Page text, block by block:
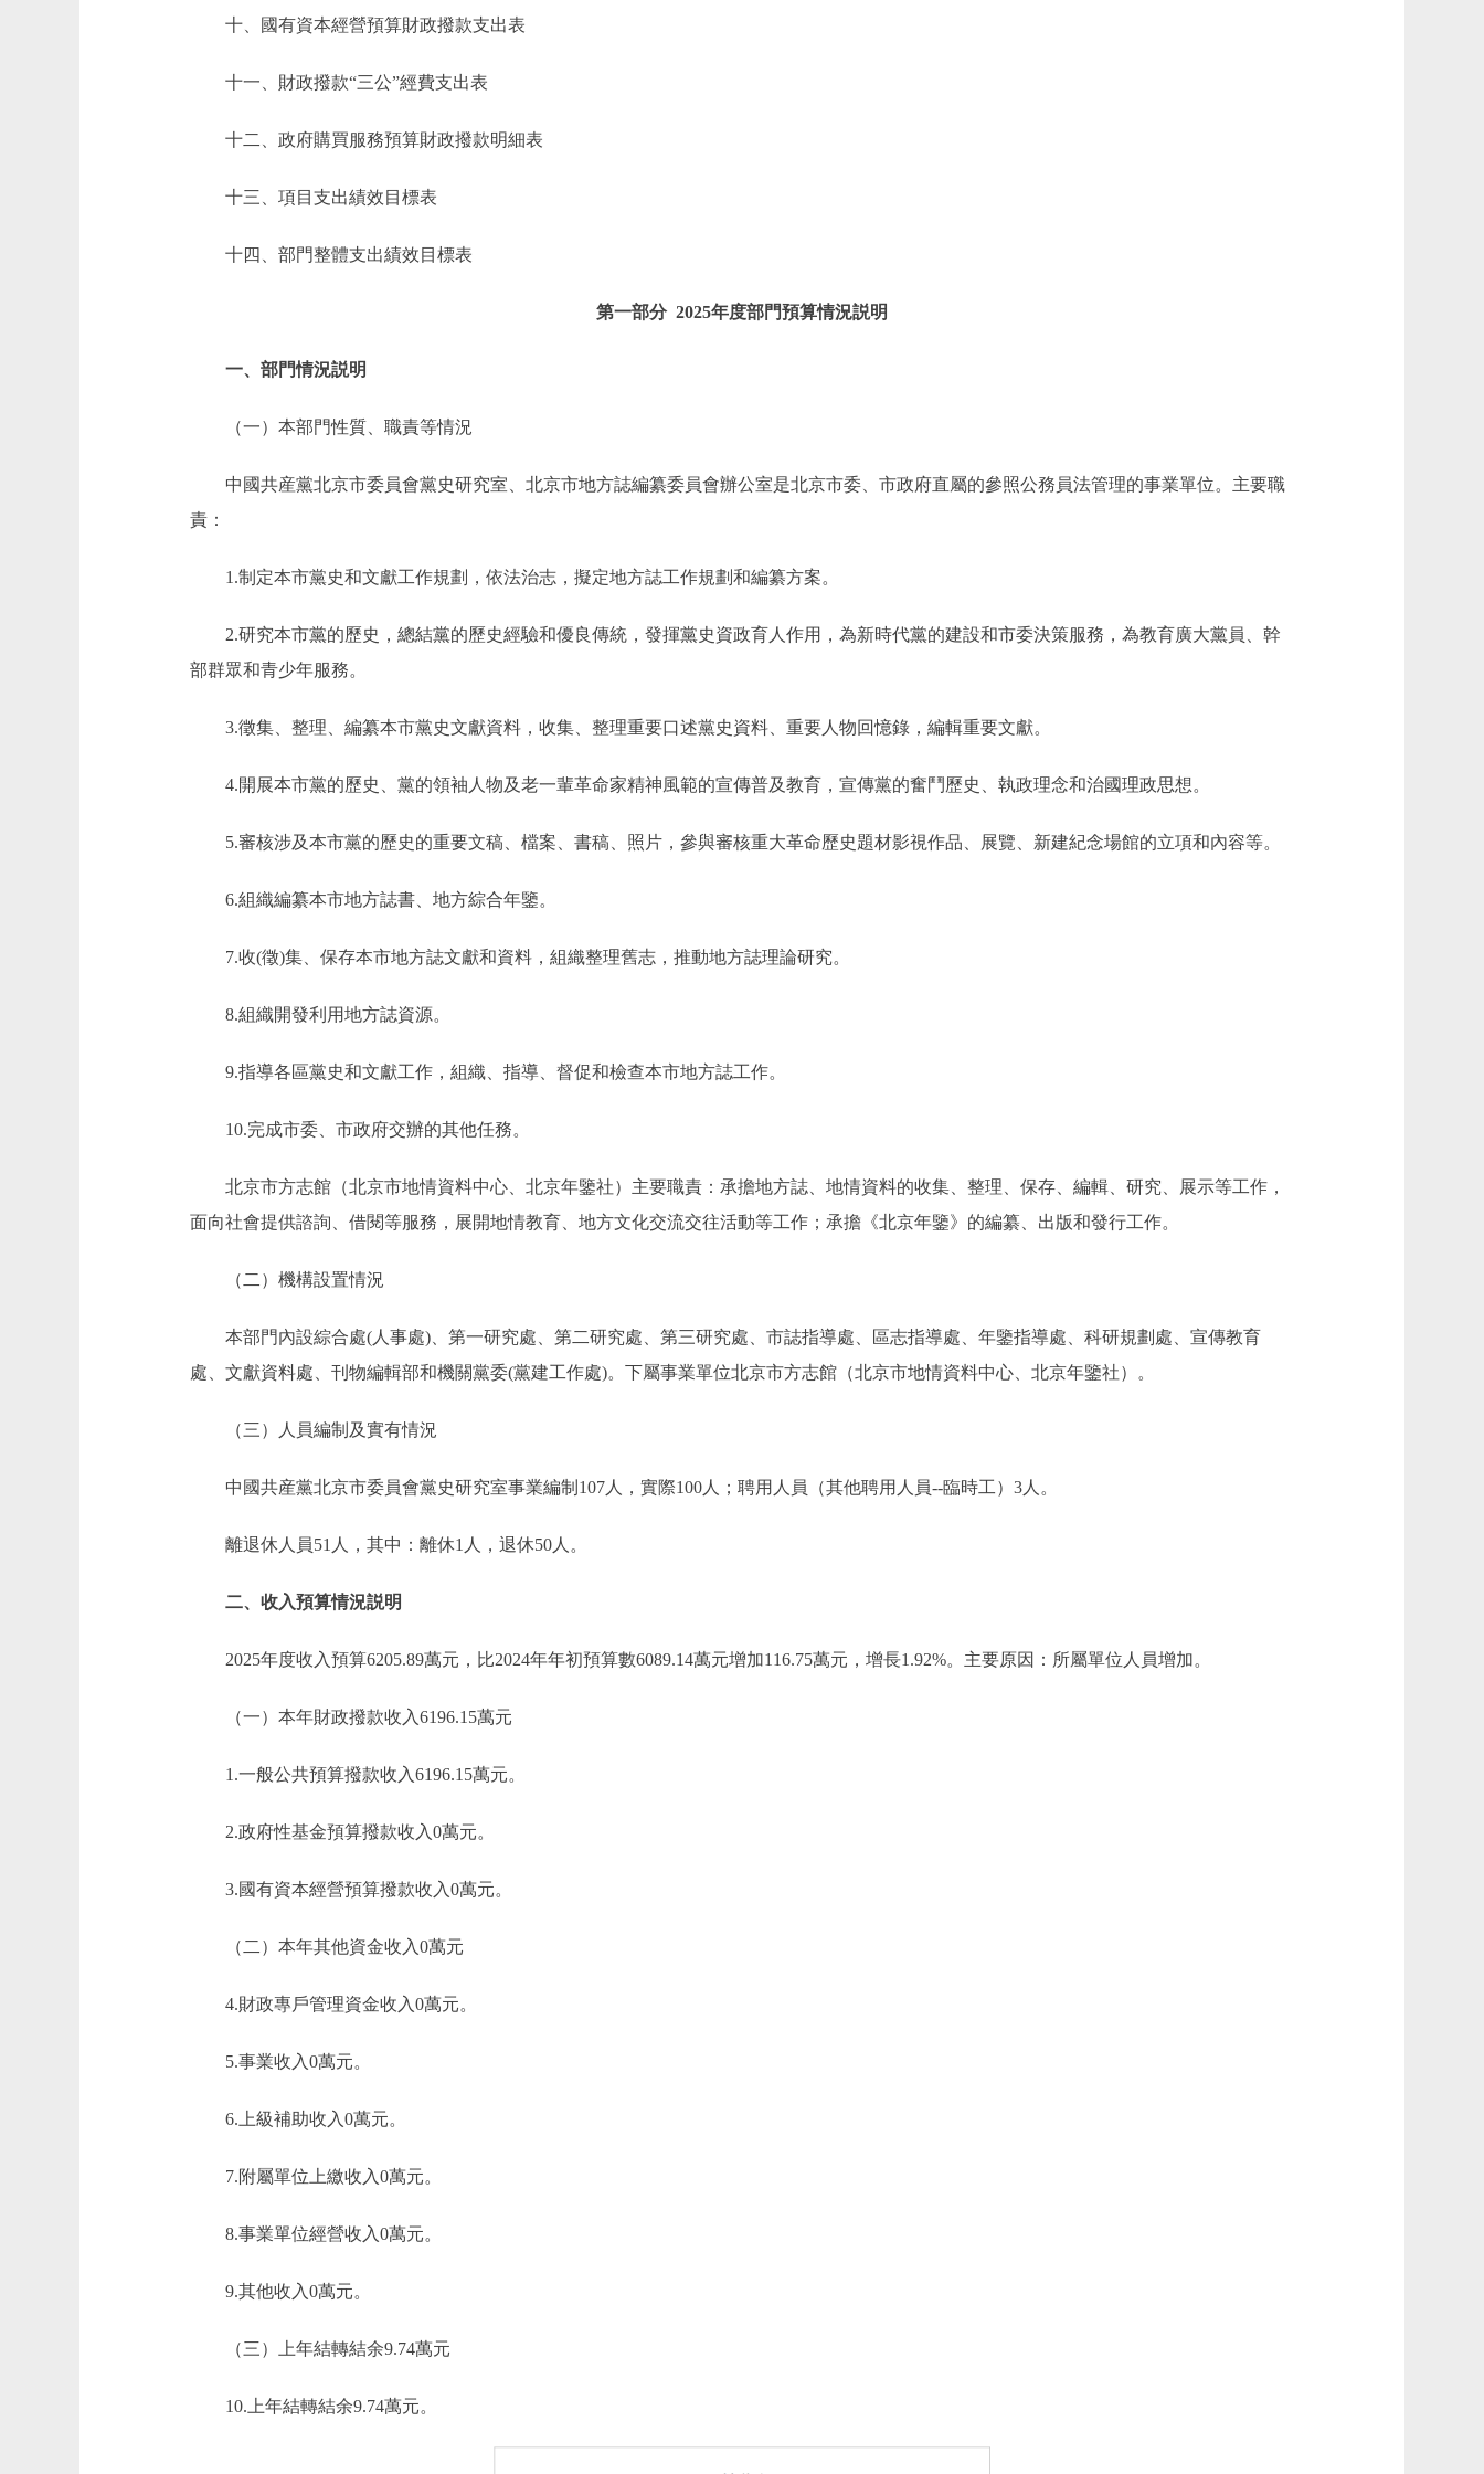
十、國有資本經營預算財政撥款支出表
十一、財政撥款“三公”經費支出表
十二、政府購買服務預算財政撥款明細表
十三、項目支出績效目標表
十四、部門整體支出績效目標表
第一部分 2025年度部門預算情況説明
一、部門情況説明
（一）本部門性質、職責等情況
中國共産黨北京市委員會黨史研究室、北京市地方誌編纂委員會辦公室是北京市委、市政府直屬的參照公務員法管理的事業單位。主要職
責：
1.制定本市黨史和文獻工作規劃，依法治志，擬定地方誌工作規劃和編纂方案。
2.研究本市黨的歷史，總結黨的歷史經驗和優良傳統，發揮黨史資政育人作用，為新時代黨的建設和市委決策服務，為教育廣大黨員、幹
部群眾和青少年服務。
3.徵集、整理、編纂本市黨史文獻資料，收集、整理重要口述黨史資料、重要人物回憶錄，編輯重要文獻。
4.開展本市黨的歷史、黨的領袖人物及老一輩革命家精神風範的宣傳普及教育，宣傳黨的奮鬥歷史、執政理念和治國理政思想。
5.審核涉及本市黨的歷史的重要文稿、檔案、書稿、照片，參與審核重大革命歷史題材影視作品、展覽、新建紀念場館的立項和內容等。
6.組織編纂本市地方誌書、地方綜合年鑒。
7.收(徵)集、保存本市地方誌文獻和資料，組織整理舊志，推動地方誌理論研究。
8.組織開發利用地方誌資源。
9.指導各區黨史和文獻工作，組織、指導、督促和檢查本市地方誌工作。
10.完成市委、市政府交辦的其他任務。
北京市方志館（北京市地情資料中心、北京年鑒社）主要職責：承擔地方誌、地情資料的收集、整理、保存、編輯、研究、展示等工作，
面向社會提供諮詢、借閱等服務，展開地情教育、地方文化交流交往活動等工作；承擔《北京年鑒》的編纂、出版和發行工作。
（二）機構設置情況
本部門內設綜合處(人事處)、第一研究處、第二研究處、第三研究處、市誌指導處、區志指導處、年鑒指導處、科研規劃處、宣傳教育
處、文獻資料處、刊物編輯部和機關黨委(黨建工作處)。下屬事業單位北京市方志館（北京市地情資料中心、北京年鑒社）。
（三）人員編制及實有情況
中國共産黨北京市委員會黨史研究室事業編制107人，實際100人；聘用人員（其他聘用人員--臨時工）3人。
離退休人員51人，其中：離休1人，退休50人。
二、收入預算情況説明
2025年度收入預算6205.89萬元，比2024年年初預算數6089.14萬元增加116.75萬元，增長1.92%。主要原因：所屬單位人員增加。
（一）本年財政撥款收入6196.15萬元
1.一般公共預算撥款收入6196.15萬元。
2.政府性基金預算撥款收入0萬元。
3.國有資本經營預算撥款收入0萬元。
（二）本年其他資金收入0萬元
4.財政專戶管理資金收入0萬元。
5.事業收入0萬元。
6.上級補助收入0萬元。
7.附屬單位上繳收入0萬元。
8.事業單位經營收入0萬元。
9.其他收入0萬元。
（三）上年結轉結余9.74萬元
10.上年結轉結余9.74萬元。